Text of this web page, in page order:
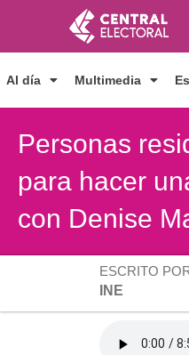
contenido
Al día Multimedia
Personas
para hacer
con Denise
ESCRITO
INE